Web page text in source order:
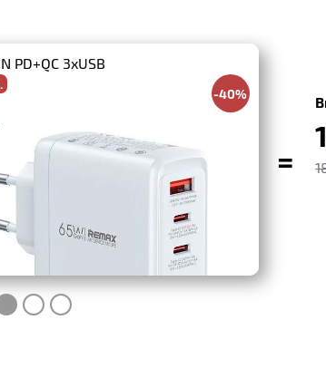
PD+QC 3xUSB
-40%
=